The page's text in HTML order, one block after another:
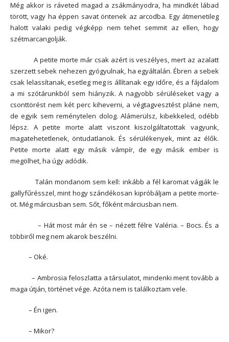
Még akkor is ráveted magad a zsákmányodra, ha mindkét lábad
törött, vagy ha éppen savat öntenek az arcodba. Egy átmenetileg
halott valaki pedig végképp nem tehet semmit az ellen, hogy
szétmarcangolják.
A petite morte már csak azért is veszélyes, mert az azalatt
szerzett sebek nehezen gyógyulnak, ha egyáltalán. Ébren a sebek
csak lelassítanak, esetleg meg is állítanak egy időre, és a fájdalom
a mi szótárunkból sem hiányzik. A nagyobb sérüléseket vagy a
csonttörést nem két perc kiheverni, a végtagvesztést pláne nem,
de egyik sem reménytelen dolog. Alámerülsz, kibekkeled, odébb
lépsz. A petite morte alatt viszont kiszolgáltatottak vagyunk,
magatehetetlenek, öntudatlanok. És sérülékenyek, mint az élők.
Petite morte alatt egy másik vámpír, de egy másik ember is
megölhet, ha úgy adódik.
Talán mondanom sem kell: inkább a fél karomat vágják le
gallyfűrésszel, mint hogy szándékosan kipróbáljam a petite morte-
ot. Még márciusban sem. Sőt, főként márciusban nem.
– Hát most már én se – nézett félre Valéria. – Bocs. És a
többiről meg nem akarok beszélni.
– Oké.
– Ambrosia feloszlatta a társulatot, mindenki ment tovább a
maga útján, történet vége. Azóta nem is találkoztam vele.
– Én igen.
– Mikor?